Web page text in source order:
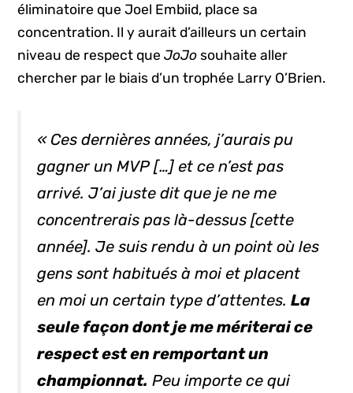
éliminatoire que Joel Embiid, place sa
concentration. Il y aurait d’ailleurs un certain
niveau de respect queJoJosouhaite aller
chercher par le biais d’un trophée Larry O’Brien.
« Ces dernières années, j’aurais pu
gagner un MVP […] et ce n’est pas
arrivé. J’ai juste dit que je ne me
concentrerais pas là-dessus [cette
année]. Je suis rendu à un point où les
gens sont habitués à moi et placent
en moi un certain type d’attentes.La
seule façon dont je me mériterai ce
respect est en remportant un
championnat. Peu importe ce qui